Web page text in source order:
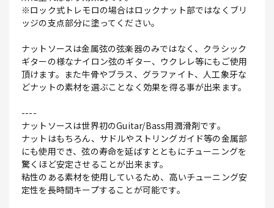
※ロック式トレモロの場合はロックナット部ではなくブリ
ッジの支点部分に塗ってください。
ナットソースは金属弦の弦楽器のみではなく、クラシック
ギターの様なナイロン弦のギター、ウクレレ等にもご使用
頂けます。また牛骨やブラス、グラファイト、人工象牙な
どナットの素材を選ぶことなく効果を得る事が出来ます。
----
ナットソースは世界初のGuitar/Bass用潤滑剤です。
ナットはもちろん、サドルやストリングガイド等の金属部
にも使用でき、弦の寿命を延ばすとともにチューニングを
驚くほど安定させることが出来ます。
粘性のある素材を使用しているため、高いチューニング安
定性を長時間キープすることが可能です。